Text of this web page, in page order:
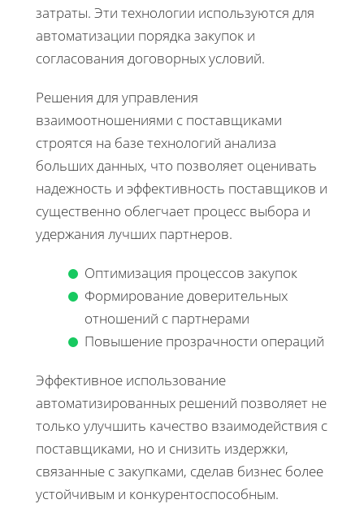
затраты. Эти технологии используются для
автоматизации порядка закупок и
согласования договорных условий.
Решения для управления
взаимоотношениями с поставщиками
строятся на базе технологий анализа
больших данных, что позволяет оценивать
надежность и эффективность поставщиков и
существенно облегчает процесс выбора и
удержания лучших партнеров.
Оптимизация процессов закупок
Формирование доверительных
отношений с партнерами
Повышение прозрачности операций
Эффективное использование
автоматизированных решений позволяет не
только улучшить качество взаимодействия с
поставщиками, но и снизить издержки,
связанные с закупками, сделав бизнес более
устойчивым и конкурентоспособным.